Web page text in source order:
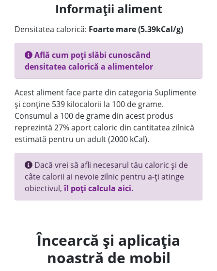
Informații aliment
Densitatea calorică: Foarte mare (5.39kCal/g)
Află cum poți slăbi cunoscând
densitatea calorică a alimentelor
Acest aliment face parte din categoria Suplimente
și conține 539 kilocalorii la 100 de grame.
Consumul a 100 de grame din acest produs
reprezintă 27% aport caloric din cantitatea zilnică
estimată pentru un adult (2000 kCal).
Dacă vrei să afli necesarul tău caloric și de
câte calorii ai nevoie zilnic pentru a-ți atinge
obiectivul,îl poți calcula aici.
Încearcă și aplicația
noastră de mobil